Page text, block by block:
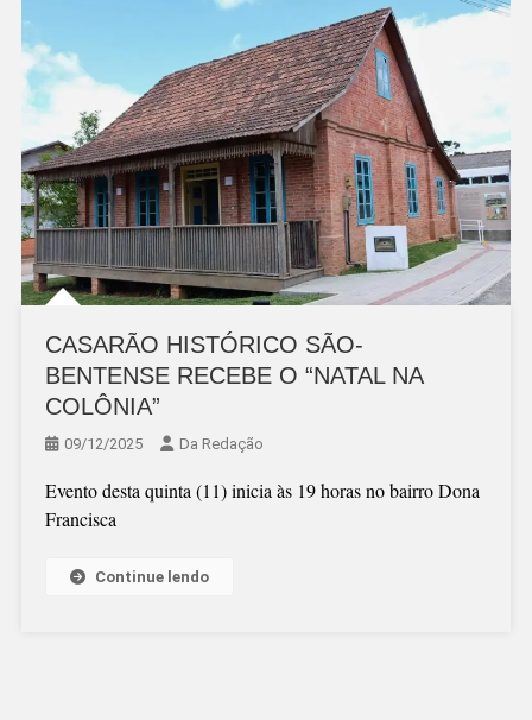
CASARÃO HISTÓRICO SÃO-
BENTENSE RECEBE O “NATAL NA
COLÔNIA”
09/12/2025 Da Redação
Evento desta quinta (11) inicia às 19 horas no bairro Dona
Francisca
Continue lendo